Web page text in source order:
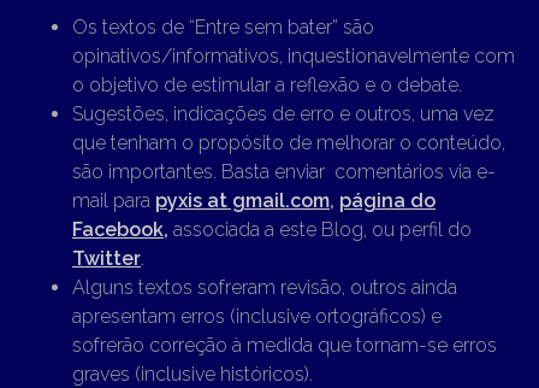
Os textos de “Entre sem bater” são
opinativos/informativos, inquestionavelmente com
o objetivo de estimular a reflexão e o debate.
Sugestões, indicações de erro e outros, uma vez
que tenham o propósito de melhorar o conteúdo,
são importantes. Basta enviar comentários via e-
mail para pyxis at gmail.com, página do
Facebook, associada a este Blog, ou perfil do
Twitter.
Alguns textos sofreram revisão, outros ainda
apresentam erros (inclusive ortográficos) e
sofrerão correção à medida que tornam-se erros
graves (inclusive históricos).